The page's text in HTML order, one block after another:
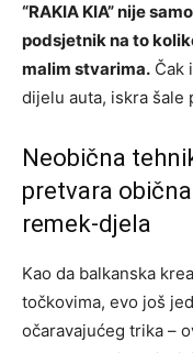
“RAKIA KIA” nije
podsjetnik na to
malim stvarima. Čak
dijelu auta, iskra šale
Neobična
pretvara
remek-djela
Kao da balkanska
točkovima, evo još
očaravajućeg trika –